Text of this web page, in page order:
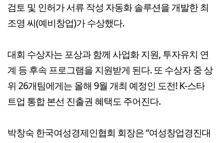
검토 및 인허가 서류 작성 자동화 솔루션을 개발한 최
조영 씨(예비창업)가 수상했다.
대회 수상자는 포상과 함께 사업화 지원, 투자유치 연
계 등 후속 프로그램을 지원받게 된다. 또 수상자 중 상
위 26개팀에게는 올해 9월 개최 예정인 도전! K-스타
트업 통합 본선 진출권 혜택도 주어진다.
박창숙 한국여성경제인협회 회장은 “여성창업경진대